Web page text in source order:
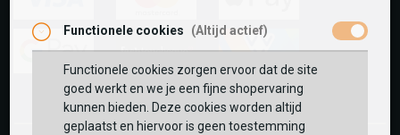
visa mastercard
apple-
pay
fashion-
cheque
vvv-
giftcard
Functionele cookies (Altijd actief)
Functionele cookies zorgen ervoor dat de site
goed werkt en we je een fijne shopervaring
kunnen bieden. Deze cookies worden altijd
geplaatst en hiervoor is geen toestemming